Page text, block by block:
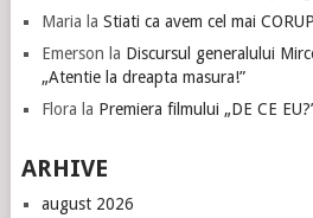
Maria la Stiati ca avem cel mai
Emerson la Discursul generalului
„Atentie la dreapta masura!”
Flora la Premiera filmului „DE CE
ARHIVE
august 2026